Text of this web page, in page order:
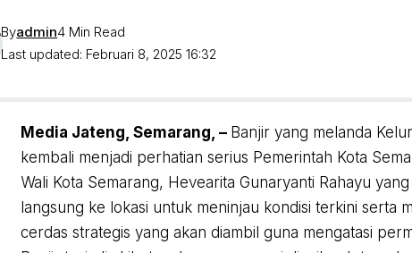
Last updated: Februari 8, 2025 16:32
Byadmin4 Min Read
Media Jateng, Semarang, – Banjir yang melanda
kembali menjadi perhatian serius Pemerintah Kota
Wali Kota Semarang, Hevearita Gunaryanti Rahayu
langsung ke lokasi untuk meninjau kondisi terkini serta
cerdas strategis yang akan diambil guna mengatasi